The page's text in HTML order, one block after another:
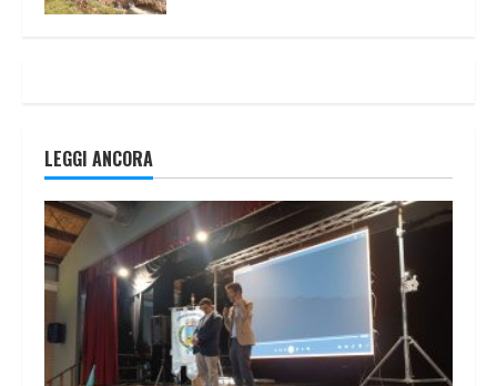
LEGGI ANCORA